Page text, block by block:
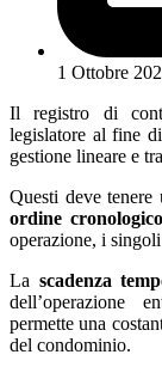
1 Ottobre
Il registro di
legislatore al fine
gestione lineare e
Questi deve
ordine cronologico
operazione, i
La scadenza
dell’operazione
permette una
del condominio.